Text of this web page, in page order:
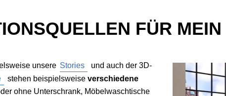
FÜR
unsere Stories
und auch der 3D-
stehen beispielsweise verschiedene
ohne Unterschrank, Möbelwaschtische